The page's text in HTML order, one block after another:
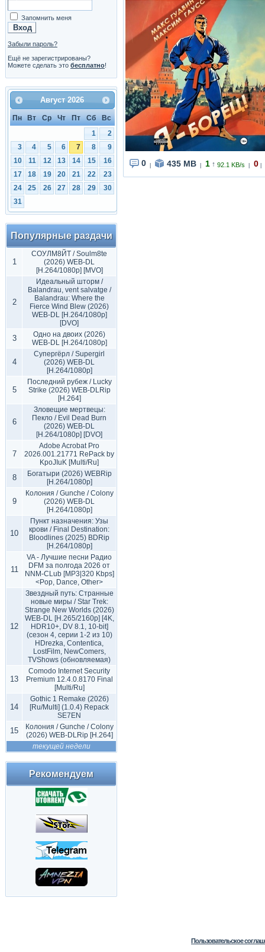
Запомнить меня
Забыли пароль?
Ещё не зарегистрированы?
Можете сделать это бесплатно!
Август 2026
Пн Вт Ср Чт Пт Сб
Вс
1
2
3
4 5 6 7 8
9
10
11 12 13 14 15
16
17
18 19 20 21 22
23
24
25 26 27 28 29
30
31
Популярные раздачи
1
СОУЛМ8ЙТ / Soulm8te
(2026) WEB-DL
[H.264/1080p] [MVO]
2
Идеальный шторм /
Balandrau, vent salvatge /
Balandrau: Where the
Fierce Wind Blew (2026)
WEB-DL [H.264/1080p]
[DVO]
3
Одно на двоих (2026)
WEB-DL [H.264/1080p]
4
Супергёрл / Supergirl
(2026) WEB-DL
[H.264/1080p]
5
Последний рубеж / Lucky
Strike (2026) WEB-DLRip
[H.264]
6
Зловещие мертвецы:
Пекло / Evil Dead Burn
(2026) WEB-DL
[H.264/1080p] [DVO]
7
Adobe Acrobat Pro
2026.001.21771 RePack by
KpoJIuK [Multi/Ru]
8
Богатыри (2026) WEBRip
[H.264/1080p]
9
Колония / Gunche / Colony
(2026) WEB-DL
[H.264/1080p]
10
Пункт назначения: Узы
крови / Final Destination:
Bloodlines (2025) BDRip
[H.264/1080p]
11
VA - Лучшие песни Радио
DFM за полгода 2026 от
NNM-CLub [MP3|320 Kbps]
<Pop, Dance, Other>
12
Звездный путь: Странные
новые миры / Star Trek:
Strange New Worlds (2026)
WEB-DL [H.265/2160p] [4K,
HDR10+, DV 8.1, 10-bit]
(сезон 4, серии 1-2 из 10)
HDrezka, Contentica,
LostFilm, NewComers,
TVShows (обновляемая)
13
Comodo Internet Security
Premium 12.4.0.8170 Final
[Multi/Ru]
14
Gothic 1 Remake (2026)
[Ru/Multi] (1.0.4) Repack
SE7EN
15
Колония / Gunche / Colony
(2026) WEB-DLRip [H.264]
текущей недели
Рекомендуем
0 435 MB 1 ↑ 92.1 KB/s 0
Пользовательское